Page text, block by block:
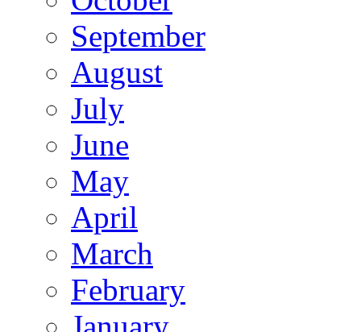
September
August
July
June
May
April
March
February